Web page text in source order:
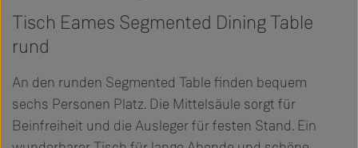
Tisch Eames Segmented Dining Table
rund
An den runden Segmented Table finden bequem
sechs Personen Platz. Die Mittelsäule sorgt für
Beinfreiheit und die Ausleger für festen Stand. Ein